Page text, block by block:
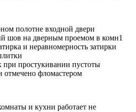
полотне входной двери
шов на дверным проемом в комн1
и неравномерность затирки
при простукивании пустоты
отмечено фломастером
и кухни работает не